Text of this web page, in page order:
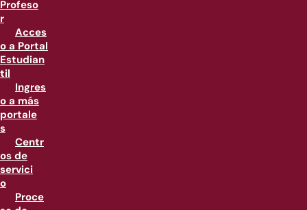
Profeso
r
Acces
o a Portal
Estudian
til
Ingres
o a más
portale
s
Centr
os de
servici
o
Proce